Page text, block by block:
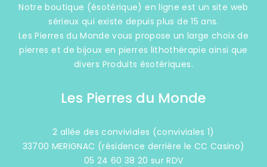
Notre boutique (ésotérique) en ligne est un site web
sérieux qui existe depuis plus de 15 ans.
Les Pierres du Monde vous propose un large choix de
pierres et de bijoux en pierres lithothérapie ainsi que
divers Produits ésotériques.
Les Pierres du Monde
2 allée des conviviales (conviviales 1)
33700 MERIGNAC (résidence derrière le CC Casino)
05 24 60 38 20 sur RDV